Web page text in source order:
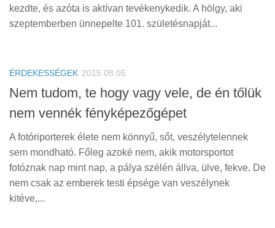
kezdte, és azóta is aktívan tevékenykedik. A hölgy, aki
szeptemberben ünnepelte 101. születésnapját...
ÉRDEKESSÉGEK 2015.08.05
Nem tudom, te hogy vagy vele, de én tőlük
nem vennék fényképezőgépet
A fotóriporterek élete nem könnyű, sőt, veszélytelennek
sem mondható. Főleg azoké nem, akik motorsportot
fotóznak nap mint nap, a pálya szélén állva, ülve, fekve. De
nem csak az emberek testi épsége van veszélynek
kitéve,...